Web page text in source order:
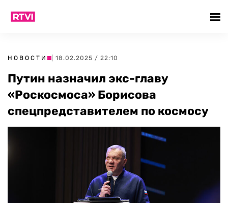
НОВОСТИ | 18.02.2025 / 22:10
Путин назначил экс-главу
«Роскосмоса» Борисова
спецпредставителем по космосу